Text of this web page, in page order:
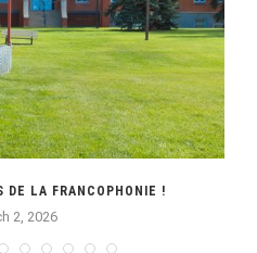
DE LA FRANCOPHONIE !
2, 2026